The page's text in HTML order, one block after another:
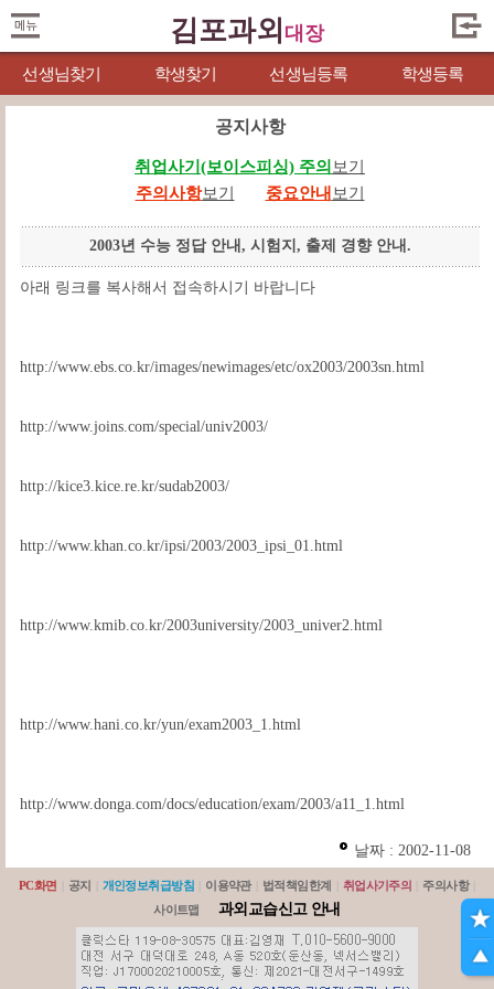
김포과외 대장
선생님찾기 학생찾기 선생님등록 학생등록
공지사항
취업사기(보이스피싱) 주의 보기
주의사항보기 중요안내 보기
2003년 수능 정답 안내, 시험지, 출제 경향 안내.
아래 링크를 복사해서 접속하시기 바랍니다
http://www.ebs.co.kr/images/newimages/etc/ox2003/2003sn.html
http://www.joins.com/special/univ2003/
http://kice3.kice.re.kr/sudab2003/
http://www.khan.co.kr/ipsi/2003/2003_ipsi_01.html
http://www.kmib.co.kr/2003university/2003_univer2.html
http://www.hani.co.kr/yun/exam2003_1.html
http://www.donga.com/docs/education/exam/2003/a11_1.html
날짜 : 2002-11-08
PC화면 공지 개인정보취급방침 이용약관 법적책임한계 취업사기주의 주의사항
사이트맵
과외교습신고 안내